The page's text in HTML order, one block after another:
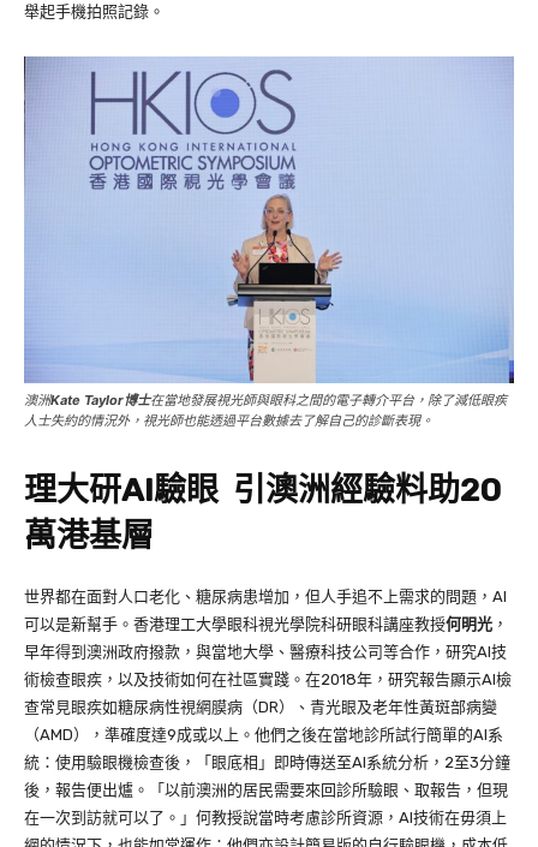
舉起手機拍照記錄。
澳洲Kate Taylor博士在當地發展視光師與眼科之間的電子轉介平台，除了減低眼疾
人士失約的情況外，視光師也能透過平台數據去了解自己的診斷表現。
理大研AI驗眼 引澳洲經驗料助20
萬港基層
世界都在面對人口老化、糖尿病患增加，但人手追不上需求的問題，AI
可以是新幫手。香港理工大學眼科視光學院科研眼科講座教授何明光 ，
早年得到澳洲政府撥款，與當地大學、醫療科技公司等合作，研究AI技
術檢查眼疾，以及技術如何在社區實踐。在2018年，研究報告顯示AI檢
查常見眼疾如糖尿病性視網膜病（DR）、青光眼及老年性黃斑部病變
（AMD），準確度達9成或以上。他們之後在當地診所試行簡單的AI系
統：使用驗眼機檢查後，「眼底相」即時傳送至AI系統分析，2至3分鐘
後，報告便出爐。「以前澳洲的居民需要來回診所驗眼、取報告，但現
在一次到訪就可以了。」何教授說當時考慮診所資源，AI技術在毋須上